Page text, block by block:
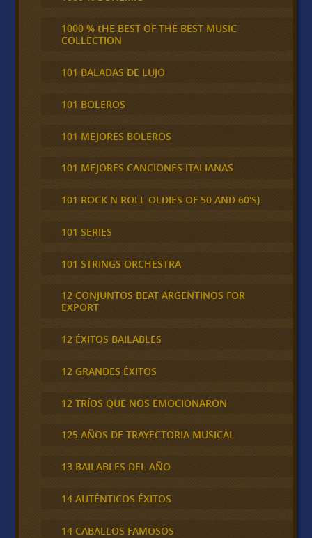
1000 % tHE BEST OF THE BEST MUSIC
COLLECTION
101 BALADAS DE LUJO
101 BOLEROS
101 MEJORES BOLEROS
101 MEJORES CANCIONES ITALIANAS
101 ROCK N ROLL OLDIES OF 50 AND 60'S}
101 SERIES
101 STRINGS ORCHESTRA
12 CONJUNTOS BEAT ARGENTINOS FOR
EXPORT
12 ÉXITOS BAILABLES
12 GRANDES ÉXITOS
12 TRÍOS QUE NOS EMOCIONARON
125 AÑOS DE TRAYECTORIA MUSICAL
13 BAILABLES DEL AÑO
14 AUTÉNTICOS ÉXITOS
14 CABALLOS FAMOSOS